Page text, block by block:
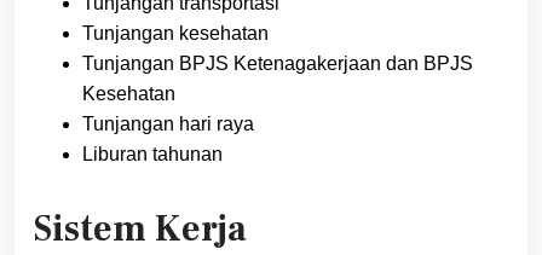
Tunjangan kesehatan
Tunjangan BPJS Ketenagakerjaan dan BPJS
Kesehatan
Tunjangan hari raya
Liburan tahunan
Sistem Kerja